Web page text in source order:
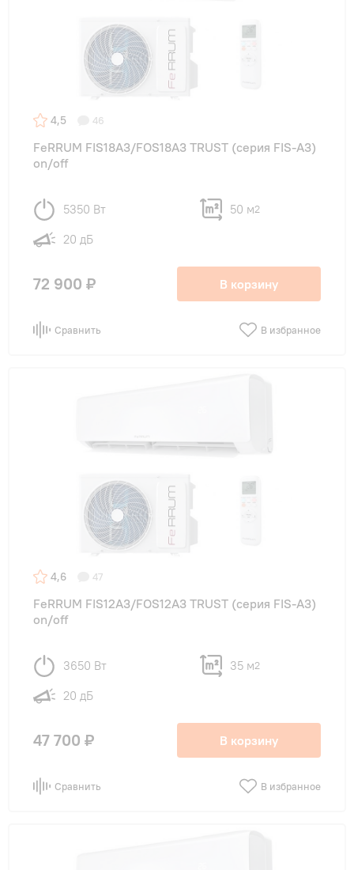
4,5 46
FeRRUM FIS18A3/FOS18A3 TRUST (cерия FIS-A3)
on/off
5350 Вт 50 м2
20 дБ
72 900 ₽ В корзину
Сравнить В избранное
4,6 47
FeRRUM FIS12A3/FOS12A3 TRUST (cерия FIS-A3)
on/off
3650 Вт 35 м2
20 дБ
47 700 ₽ В корзину
Сравнить В избранное